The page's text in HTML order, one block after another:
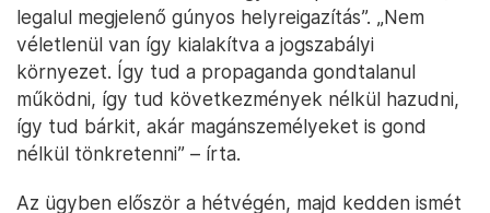
legalul megjelenő gúnyos helyreigazítás”. „Nem
véletlenül van így kialakítva a jogszabályi
környezet. Így tud a propaganda gondtalanul
működni, így tud következmények nélkül hazudni,
így tud bárkit, akár magánszemélyeket is gond
nélkül tönkretenni” – írta.
Az ügyben először a hétvégén, majd kedden ismét